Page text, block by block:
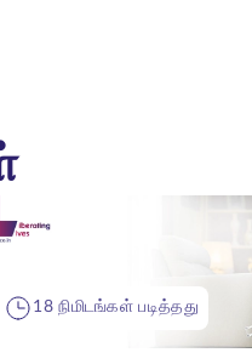
18 நிமிடங்கள் படித்தது